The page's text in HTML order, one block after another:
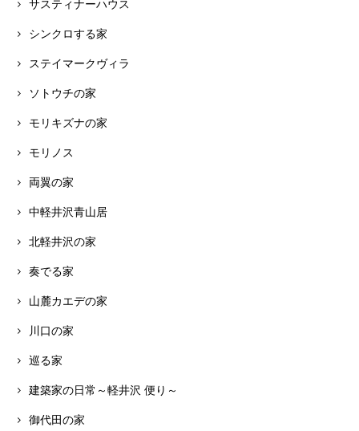
サスティナーハウス
シンクロする家
ステイマークヴィラ
ソトウチの家
モリキズナの家
モリノス
両翼の家
中軽井沢青山居
北軽井沢の家
奏でる家
山麓カエデの家
川口の家
巡る家
建築家の日常～軽井沢 便り～
御代田の家